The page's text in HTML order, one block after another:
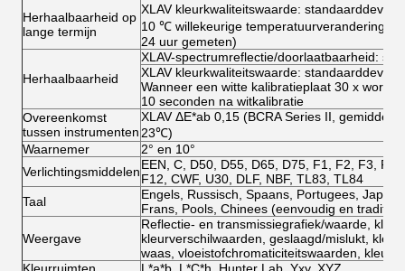
Herhaalbaarheid op
lange termijn
XLAV kleurkwaliteitswaarde:
10 ℃ willekeurige temperatuurverandering,
24 uur gemeten)
Herhaalbaarheid
XLAV-spectrumreflectie/doorlaatbaarheid:
XLAV kleurkwaliteitswaarde:
Wanneer een witte kalibratieplaat 30 x wordt
10 seconden na witkalibratie
Overeenkomst
tussen instrumenten
XLAV ΔE*ab 0,15 (BCRA Series II,
23℃)
Waarnemer
2° en 10°
VerlichtingsmiddelenEEN, C, D50, D55, D65, D75, F1, F2, F3,
F12, CWF, U30, DLF, NBF, TL83, TL84
Taal
Engels, Russisch, Spaans, Portugees,
Frans, Pools, Chinees (eenvoudig en
Weergave
Reflectie- en transmissiegrafiek/waarde,
kleurverschilwaarden, geslaagd/mislukt,
waas, vloeistofchromaticiteitswaarden,